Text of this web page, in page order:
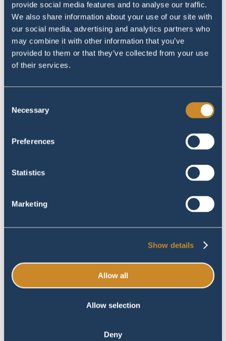
provide social media features and to analyse our traffic.
We also share information about your use of our site with
our social media, advertising and analytics partners who
may combine it with other information that you’ve
provided to them or that they’ve collected from your use
of their services.
Selection
Necessary
Preferences
Statistics
Marketing
Show details
Allow all
Allow selection
Deny
#image_title